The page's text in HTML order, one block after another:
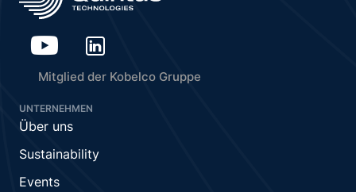
Mitglied der Kobelco Gruppe
UNTERNEHMEN
Über uns
Sustainability
Events